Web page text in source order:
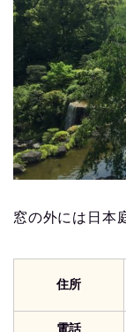
窓の外には日本
住所
電話